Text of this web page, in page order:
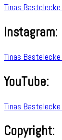
Tinas
Instagram:
Tinas
YouTube:
Tinas
Copyright: